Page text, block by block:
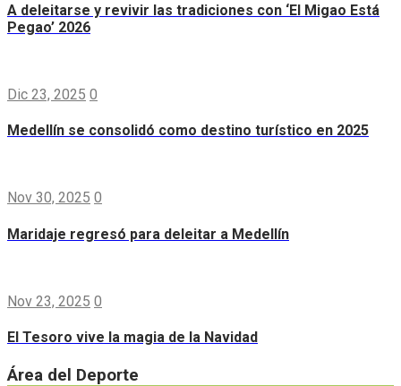
A deleitarse y revivir las tradiciones con ‘El Migao Está
Pegao’ 2026
Dic 23, 2025 0
Medellín se consolidó como destino turístico en 2025
Nov 30, 2025 0
Maridaje regresó para deleitar a Medellín
Nov 23, 2025 0
El Tesoro vive la magia de la Navidad
Área del Deporte